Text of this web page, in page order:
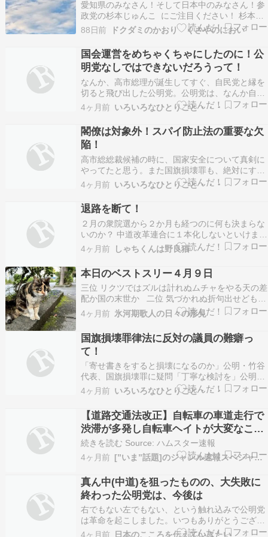
愛知県のみなさん！そして日本中のみなさん！参
政党の杉本じゅんこ にご注目ください！ 杉本じ
ゅんこ がホームページを開設しました。
https://www.junkosugimoto.jp/Ｘのアカウントも
あります。https://x.com/junko_aichi3 杉本じゅん
こ…
88日前 ドクダミのかおり くさやのにおい
国会運営をめちゃくちゃにしたのに！公
明党なしではできないだろうって！
なんか、高市総理が誕生してすぐ、自民党と縁を
切ると飛び出した公明党。公明党は、なんか自民
党よりも立憲とうまくいく。政権を取れば公明党
天下だ。強いところにすりよれば安泰だ。 そのた
め立憲と手を結び新しい政党になった。だが、国
民は騙されない。どうせ、どうせ選挙のためだろ
う。そして、…
4ヶ月前 いろいろなひとりごと・・・
閣僚は対象外！スパイ防止法の重要な欠
陥！
高市総総裁候補の時に、国家安全について真剣に
やってたと思う。また国旗損壊罪も、絶対にす
る。だめど、岩屋が邪魔したとかなんとか言って
た。そしてこのスパイ防止法も高市総理は、本気
で絶対にやる気だと思った。 だが、違ってた。今
までと同じだ。。あの時は公明党の存在がザル法
案になった。国…
4ヶ月前 いろいろなひとりごと・・・
退路を断て！
２月の衆院選から２か月も経つのに何も決まらな
いのか？ 中道改革連合に１本化しないといけませ
ん 立憲民主党は消滅させないと支持率はさらに低
下する 選挙互助会としては失敗だったと思う 議
席数を増やした公明党とは政策で一致しないから
別れるべきだよね 中道・小川代表、3党合流
「いち早…
4ヶ月前 しゃちくんは野良猫
本日のベストスリー４月９日
三位 リクツではズルは計れぬムチャをやる天の差
配か国の末世か 二位 気づかれぬ折句出せども高
評価イイねも付かぬリズム天国 一位 氷河期に自
己責任と言う割に思いやりある気分満々 めくれ
る時代。つまり、表はウソだらけということであ
る。本音と建前もある。そういったウソより…
4ヶ月前 氷河期歌人の日々の形見
国旗損壊罪律法に反対の議員の難癖っ
て！
「寄せ書きをすると損壊になるのか」公明・竹谷
代表、国旗損壊罪に疑問「丁寧な検討を」公明党
の竹谷とし子代表は3月31日の記者会見で、日本
国旗（日章旗、日の丸）などを侮辱目的で傷つけ
る行為を処罰する「日本国国章損壊罪」の創設に
関し、「法制化が必…www.sankei.com国旗損
壊…
4ヶ月前 いろいろなひとりごと・・・
【道路交通法改正】自転車の車道走行で
渋滞が多発し自転車ヘイトが大変なこと
になる 岸田政権と公明党の置き土産が全
国の道路で大爆発中
続きを読む Source: ハムスター速報
4ヶ月前
[”いま”話題]のジャンル速報スペシャルまとめ
真ん中(中道)を狙ったものの、大失敗に
終わった公明党は、今後は
右でもない左でもない、という触れ込みで公明党
は革命を起こしました。いつもありがとうござい
ます。にほんブログ村使った政党名は｢中道｣我々
4ヶ月前 日本のこころを伝えていきたい